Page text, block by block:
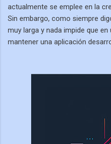
actualmente se emplee en la
Sin embargo, como siempre
muy larga y nada impide que
mantener una aplicación